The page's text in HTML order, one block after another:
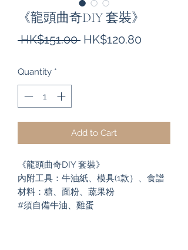
《龍頭曲奇DIY 套裝》
HK$151.00 Regular
HK$120.80
Quantity *
Add to Cart
《龍頭曲奇DIY 套裝》
內附工具：牛油紙、模具(1款）、食譜
材料：糖、面粉、蔬果粉
#須自備牛油、雞蛋